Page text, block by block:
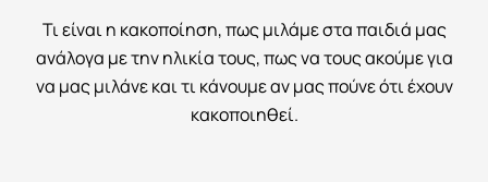
Τι είναι η κακοποίηση, πως μιλάμε στα παιδιά μας
ανάλογα με την ηλικία τους, πως να τους ακούμε για
να μας μιλάνε και τι κάνουμε αν μας πούνε ότι έχουν
κακοποιηθεί.